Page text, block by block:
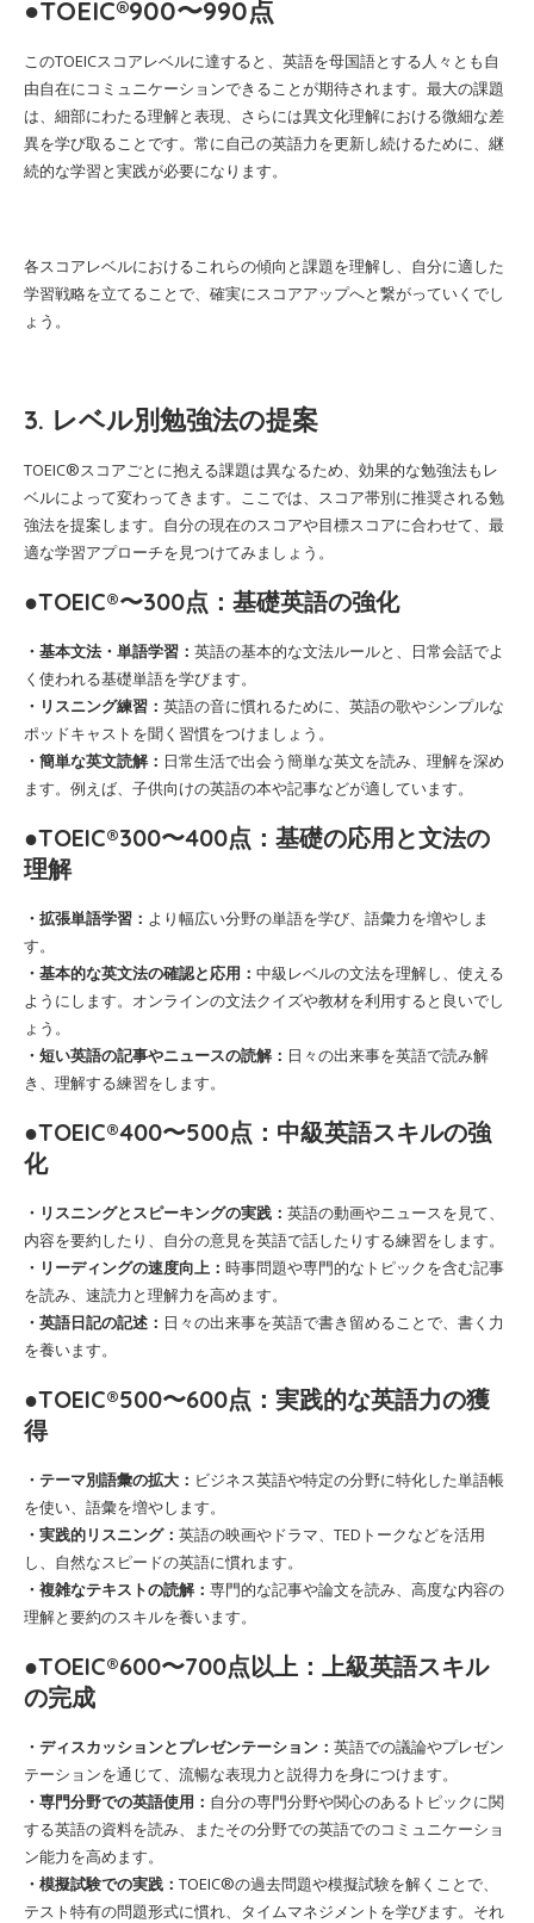
●TOEIC®900〜990点
このTOEICスコアレベルに達すると、英語を母国語とする人々とも自
由自在にコミュニケーションできることが期待されます。最大の課題
は、細部にわたる理解と表現、さらには異文化理解における微細な差
異を学び取ることです。常に自己の英語力を更新し続けるために、継
続的な学習と実践が必要になります。
各スコアレベルにおけるこれらの傾向と課題を理解し、自分に適した
学習戦略を立てることで、確実にスコアアップへと繋がっていくでし
ょう。
3. レベル別勉強法の提案
TOEIC®スコアごとに抱える課題は異なるため、効果的な勉強法もレ
ベルによって変わってきます。ここでは、スコア帯別に推奨される勉
強法を提案します。自分の現在のスコアや目標スコアに合わせて、最
適な学習アプローチを見つけてみましょう。
●TOEIC®〜300点：基礎英語の強化
・基本文法・単語学習： 英語の基本的な文法ルールと、日常会話でよ
く使われる基礎単語を学びます。
・リスニング練習： 英語の音に慣れるために、英語の歌やシンプルな
ポッドキャストを聞く習慣をつけましょう。
・簡単な英文読解： 日常生活で出会う簡単な英文を読み、理解を深め
ます。例えば、子供向けの英語の本や記事などが適しています。
●TOEIC®300〜400点：基礎の応用と文法の
理解
・拡張単語学習： より幅広い分野の単語を学び、語彙力を増やしま
す。
・基本的な英文法の確認と応用： 中級レベルの文法を理解し、使える
ようにします。オンラインの文法クイズや教材を利用すると良いでし
ょう。
・短い英語の記事やニュースの読解： 日々の出来事を英語で読み解
き、理解する練習をします。
●TOEIC®400〜500点：中級英語スキルの強
化
・リスニングとスピーキングの実践： 英語の動画やニュースを見て、
内容を要約したり、自分の意見を英語で話したりする練習をします。
・リーディングの速度向上： 時事問題や専門的なトピックを含む記事
を読み、速読力と理解力を高めます。
・英語日記の記述： 日々の出来事を英語で書き留めることで、書く力
を養います。
●TOEIC®500〜600点：実践的な英語力の獲
得
・テーマ別語彙の拡大： ビジネス英語や特定の分野に特化した単語帳
を使い、語彙を増やします。
・実践的リスニング： 英語の映画やドラマ、TEDトークなどを活用
し、自然なスピードの英語に慣れます。
・複雑なテキストの読解： 専門的な記事や論文を読み、高度な内容の
理解と要約のスキルを養います。
●TOEIC®600〜700点以上：上級英語スキル
の完成
・ディスカッションとプレゼンテーション： 英語での議論やプレゼン
テーションを通じて、流暢な表現力と説得力を身につけます。
・専門分野での英語使用： 自分の専門分野や関心のあるトピックに関
する英語の資料を読み、またその分野での英語でのコミュニケーショ
ン能力を高めます。
・模擬試験での実践： TOEIC®の過去問題や模擬試験を解くことで、
テスト特有の問題形式に慣れ、タイムマネジメントを学びます。それ